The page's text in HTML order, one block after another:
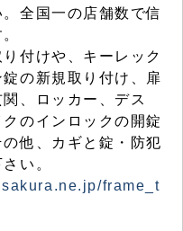
全国一の店舗数で信
付けや、キーレック
の新規取り付け、扉
、ロッカー、デス
のインロックの開錠
他、カギと錠・防犯
い。
frame_t